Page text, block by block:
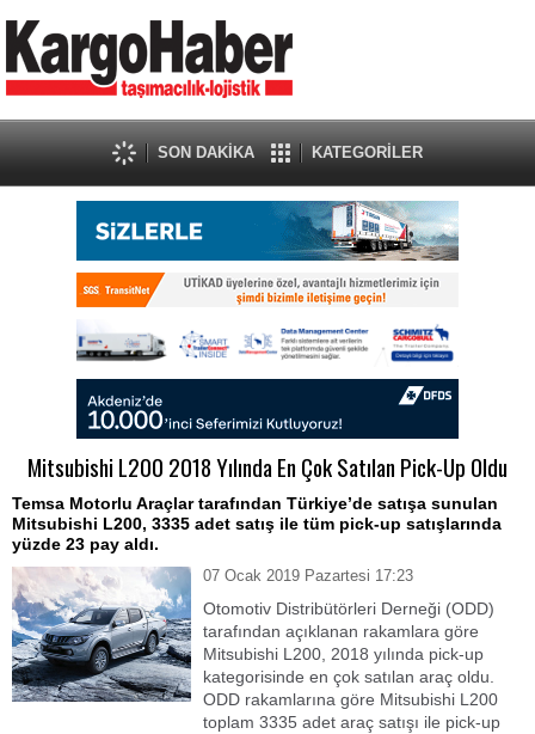
SON DAKİKA KATEGORİLER
Mitsubishi L200 2018 Yılında En Çok Satılan Pick-Up Oldu
Temsa Motorlu Araçlar tarafından Türkiye’de satışa sunulan
Mitsubishi L200, 3335 adet satış ile tüm pick-up satışlarında
yüzde 23 pay aldı.
07 Ocak 2019 Pazartesi 17:23
Otomotiv Distribütörleri Derneği (ODD)
tarafından açıklanan rakamlara göre
Mitsubishi L200, 2018 yılında pick-up
kategorisinde en çok satılan araç oldu.
ODD rakamlarına göre Mitsubishi L200
toplam 3335 adet araç satışı ile pick-up